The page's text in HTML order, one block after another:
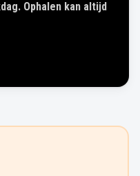
Ophalen kan altijd